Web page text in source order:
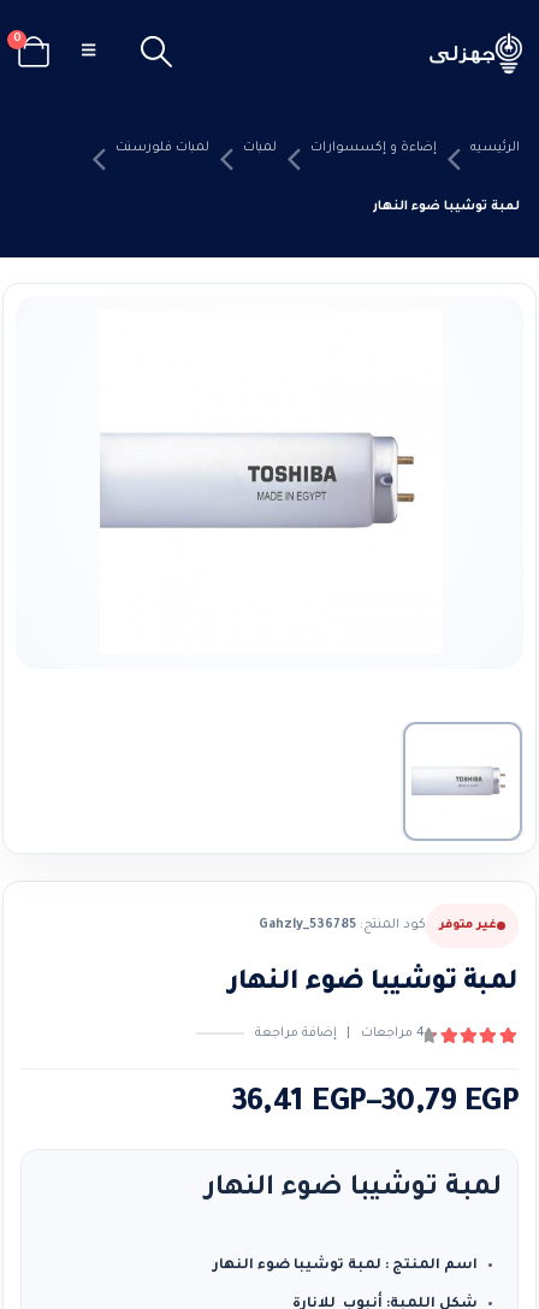
0
الرئيسيه إضاءة و إكسسوارات لمبات لمبات فلورسنت
لمبة توشيبا ضوء النهار
غير متوفر كود المنتج: Gahzly_536785
لمبة توشيبا ضوء النهار
4 مراجعات إضافة مراجعة
30,79 EGP
–
36,41 EGP
نطاق
من
خلال
لمبة توشيبا ضوء النهار
اسم المنتج : لمبة توشيبا ضوء النهار
شكل اللمبة: أنبوب للانارة